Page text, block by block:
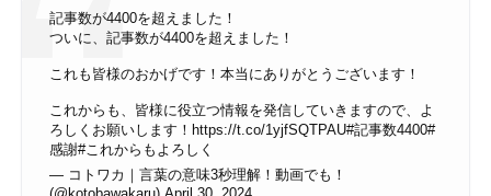
記事数が4400を超えました！
ついに、記事数が4400を超えました！
これも皆様のおかげです！本当にありがとうございます！
これからも、皆様に役立つ情報を発信していきますので、よ
ろしくお願いします！ https://t.co/1yjfSQTPAU#記事数4400#
感謝#これからもよろしく
— コトワカ｜言葉の意味3秒理解！動画でも！